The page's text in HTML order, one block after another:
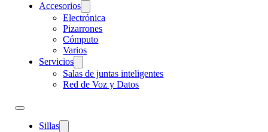
Accesorios
Electrónica
Pizarrones
Cómputo
Varios
Servicios
Salas de juntas inteligentes
Red de Voz y Datos
Sillas